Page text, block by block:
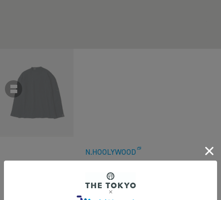
N.HOOLYWOOD
￥27,500税込
250ポイント付与